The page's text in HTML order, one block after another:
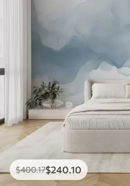
$400.17$240.10